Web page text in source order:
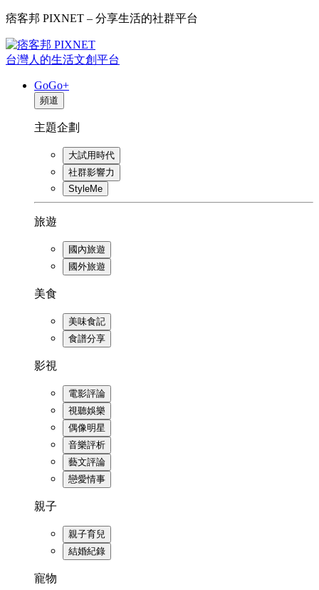
痞客邦 PIXNET – 分享生活的社群平台
台灣人的生活文創平台
GoGo+
頻道
主題企劃
大試用時代
社群影響力
StyleMe
旅遊
國內旅遊
國外旅遊
美食
美味食記
食譜分享
影視
電影評論
視聽娛樂
偶像明星
音樂評析
藝文評論
戀愛情事
親子
親子育兒
結婚紀錄
寵物